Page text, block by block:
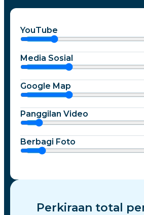
YouTube
Media Sosial
Google Map
Panggilan Video
Berbagi Foto
Perkiraan total